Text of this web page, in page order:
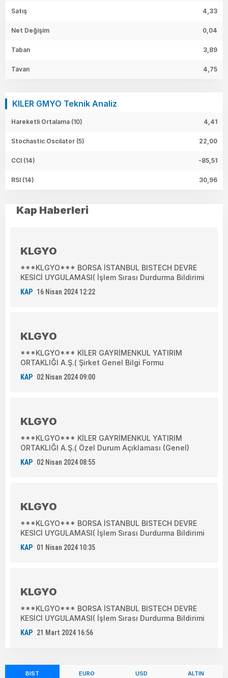
Satış 4,33
Net Değişim 0,04
Taban 3,89
Tavan 4,75
KILER GMYO Teknik Analiz
Hareketli Ortalama (10) 4,41
Stochastic Oscilator (5) 22,00
CCI (14) -85,51
RSI (14) 30,96
Kap Haberleri
KLGYO
***KLGYO*** BORSA İSTANBUL BISTECH DEVRE
KESİCİ UYGULAMASI( İşlem Sırası Durdurma Bildirimi
KAP 16 Nisan 2024 12:22
KLGYO
***KLGYO*** KİLER GAYRİMENKUL YATIRIM
ORTAKLIĞI A.Ş.( Şirket Genel Bilgi Formu
KAP 02 Nisan 2024 09:00
KLGYO
***KLGYO*** KİLER GAYRİMENKUL YATIRIM
ORTAKLIĞI A.Ş.( Özel Durum Açıklaması (Genel)
KAP 02 Nisan 2024 08:55
KLGYO
***KLGYO*** BORSA İSTANBUL BISTECH DEVRE
KESİCİ UYGULAMASI( İşlem Sırası Durdurma Bildirimi
KAP 01 Nisan 2024 10:35
KLGYO
***KLGYO*** BORSA İSTANBUL BISTECH DEVRE
KESİCİ UYGULAMASI( İşlem Sırası Durdurma Bildirimi
KAP 21 Mart 2024 16:56
BIST EURO USD ALTIN